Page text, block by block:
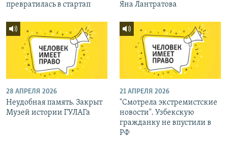
превратилась в стартап
Яна Лантратова
28 АПРЕЛЯ 2026
Неудобная память. Закрыт
Музей истории ГУЛАГа
21 АПРЕЛЯ 2026
"Смотрела экстремистские
новости". Узбекскую
гражданку не впустили в
РФ